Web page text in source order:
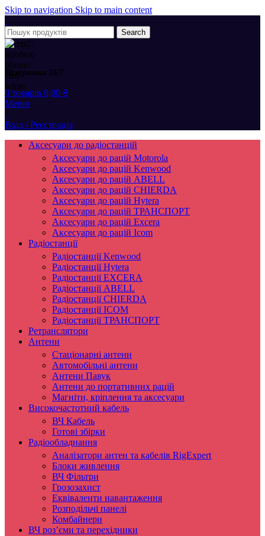
Skip to navigation Skip to main content
Search
Підтримка 24/7
0 товарів 0,00 ₴
Меню
Вхід / Реєстрація
Аксесуари до радіостанцій
Аксесуари до рацій Motorola
Аксесуари до рацій Kenwood
Аксесуари до рацій ABELL
Аксесуари до рацій CHIERDA
Аксесуари до рацій Hytera
Аксесуари до рацій ТРАНСПОРТ
Аксесуари до рацій Excera
Аксесуари до рацій Icom
Радіостанції
Радіостанції Kenwood
Радіостанції Hytera
Радіостанції EXCERA
Радіостанції ABELL
Радіостанції CHIERDA
Радіостанції ICOM
Радіостанції ТРАНСПОРТ
Ретранслятори
Антени
Стаціонарні антени
Автомобільні антени
Антени Павук
Антени до портативних рацій
Магніти, кріплення та аксесуари
Високочастотний кабель
ВЧ Кабель
Готові збірки
Радіообладнання
Аналізатори антен та кабелів RigExpert
Блоки живлення
ВЧ Фільтри
Грозозахист
Еквіваленти навантаження
Розподільчі панелі
Комбайнери
ВЧ роз’єми та перехідники